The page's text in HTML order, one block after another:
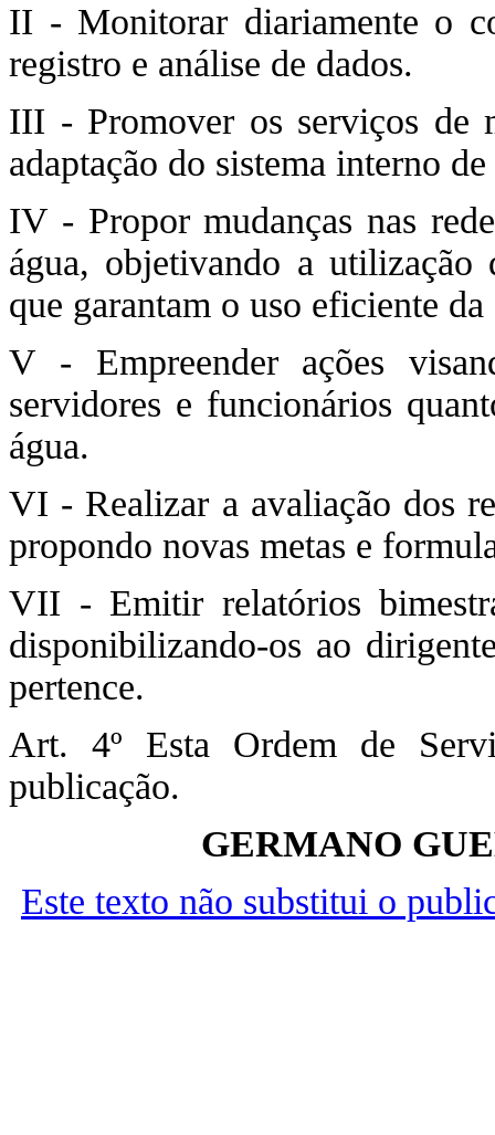
II - Monitorar diariamente o
registro e análise de dados.
III - Promover os serviços de
adaptação do sistema interno
IV - Propor mudanças nas
água, objetivando a utilização
que garantam o uso eficiente da
V - Empreender ações
servidores e funcionários
água.
VI - Realizar a avaliação dos
propondo novas metas e
VII - Emitir relatórios
disponibilizando-os ao
pertence.
Art. 4º Esta Ordem de
publicação.
GERMANO
Este texto não substitui o